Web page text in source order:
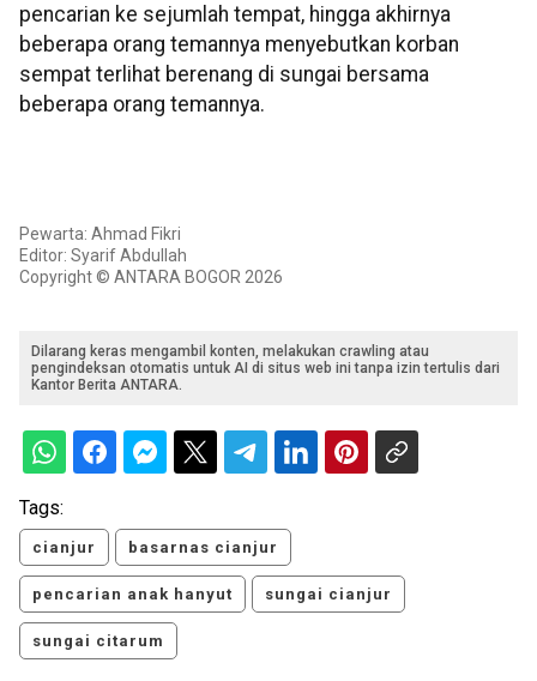
pencarian ke sejumlah tempat, hingga akhirnya
beberapa orang temannya menyebutkan korban
sempat terlihat berenang di sungai bersama
beberapa orang temannya.
Pewarta: Ahmad Fikri
Editor: Syarif Abdullah
Copyright © ANTARA BOGOR 2026
Dilarang keras mengambil konten, melakukan crawling atau
pengindeksan otomatis untuk AI di situs web ini tanpa izin tertulis dari
Kantor Berita ANTARA.
Tags:
cianjur basarnas cianjur
pencarian anak hanyut sungai cianjur
sungai citarum